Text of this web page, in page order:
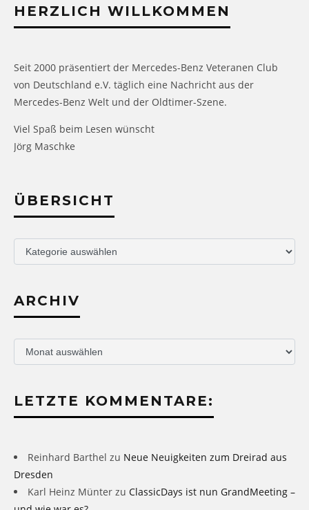
HERZLICH WILLKOMMEN
Seit 2000 präsentiert der Mercedes-Benz Veteranen Club
von Deutschland e.V. täglich eine Nachricht aus der
Mercedes-Benz Welt und der Oldtimer-Szene.
Viel Spaß beim Lesen wünscht
Jörg Maschke
ÜBERSICHT
Übersicht
ARCHIV
Archiv
LETZTE KOMMENTARE:
Reinhard Barthel zu Neue Neuigkeiten zum Dreirad aus
Dresden
Karl Heinz Münter zu ClassicDays ist nun GrandMeeting –